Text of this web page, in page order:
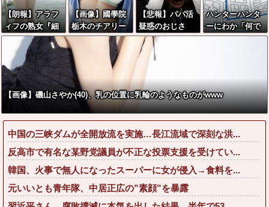
刺さりまくって
しまうw w w w
w w
【朗報】アラフ
ィフの熟女『細
マッチョのペニ
スを騎乗位で擦
り上げたい』
【画像】國學院
栃木のチアリー
ダー、色白の太
ももが見えすぎ
てしまうwww
【悲報】パパ活
疑惑のおじさ
ん、待ち合わせ
に写真と違う女
が来たので逃げ
鏡を奪われ可哀
想なことになっ
ているところを
激写されてしま
う…
ハンターハンタ
ーにわか「何で
も切れる刀は具
【画像】磯山さやか(40)、乳の位置に乳輪のようなものがwww
中国の三峡ダムが全開放流を実施…長江流域で深刻な洪...
反高市で有名な某野党議員が不正な投票支援を受けてい...
韓国、火事で無人になったスーパーに女が侵入→食料を...
元いいとも青年隊、中居正広の”素顔”を暴露